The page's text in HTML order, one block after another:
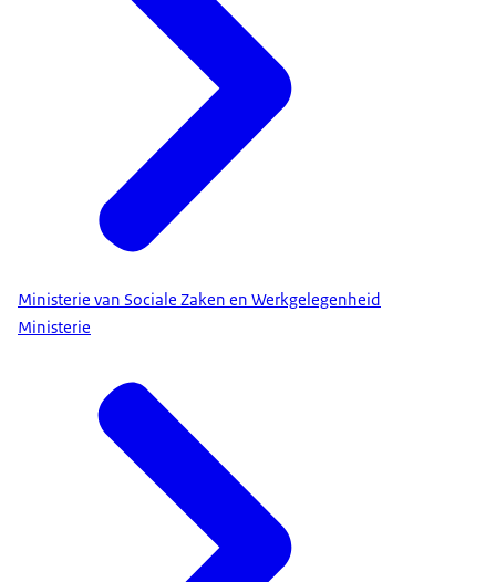
Ministerie van Sociale Zaken en Werkgelegenheid
Ministerie